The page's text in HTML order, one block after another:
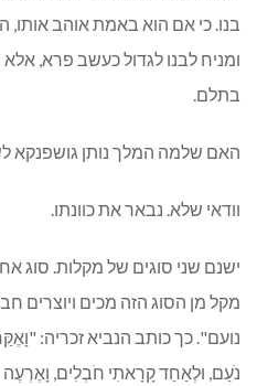
בנו. כי אם הוא באמת אוהב
ומניח לבנו לגדול כעשב פרא,
בתלם.
האם שלמה המלך נותן גושפנקא
וודאי שלא. נבאר את כוונתו.
ישנם שני סוגים של מקלות. סוג
מקל מן הסוג הזה מכים ויוצרים
נועם". כך כותב הנביא זכריה:
נֹעַם, וּלְאַחַד קָרָאתִי חֹבְלִים, וָאֶרְעֶה